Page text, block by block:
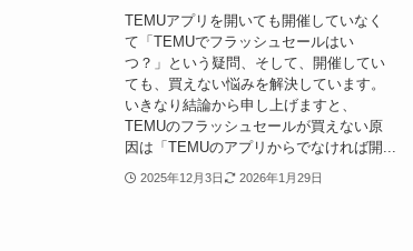
TEMUアプリを開いても開催していなく
て「TEMUでフラッシュセールはい
つ？」という疑問、そして、開催してい
ても、買えない悩みを解決しています。
いきなり結論から申し上げますと、
TEMUのフラッシュセールが買えない原
因は「TEMUのアプリからでなければ開...
2025年12月3日 2026年1月29日